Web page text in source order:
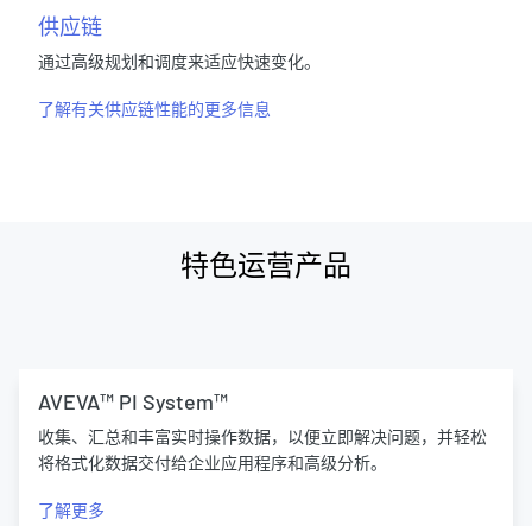
供应链
通过高级规划和调度来适应快速变化。
了解有关供应链性能的更多信息
特色运营产品
AVEVA™ PI System™
收集、汇总和丰富实时操作数据，以便立即解决问题，并轻松
将格式化数据交付给企业应用程序和高级分析。
了解更多